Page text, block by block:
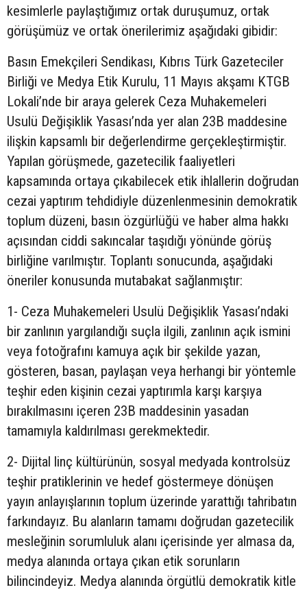
kesimlerle paylaştığımız ortak duruşumuz, ortak
görüşümüz ve ortak önerilerimiz aşağıdaki gibidir:
Basın Emekçileri Sendikası, Kıbrıs Türk Gazeteciler
Birliği ve Medya Etik Kurulu, 11 Mayıs akşamı KTGB
Lokali’nde bir araya gelerek Ceza Muhakemeleri
Usulü Değişiklik Yasası’nda yer alan 23B maddesine
ilişkin kapsamlı bir değerlendirme gerçekleştirmiştir.
Yapılan görüşmede, gazetecilik faaliyetleri
kapsamında ortaya çıkabilecek etik ihlallerin doğrudan
cezai yaptırım tehdidiyle düzenlenmesinin demokratik
toplum düzeni, basın özgürlüğü ve haber alma hakkı
açısından ciddi sakıncalar taşıdığı yönünde görüş
birliğine varılmıştır. Toplantı sonucunda, aşağıdaki
öneriler konusunda mutabakat sağlanmıştır:
1- Ceza Muhakemeleri Usulü Değişiklik Yasası’ndaki
bir zanlının yargılandığı suçla ilgili, zanlının açık ismini
veya fotoğrafını kamuya açık bir şekilde yazan,
gösteren, basan, paylaşan veya herhangi bir yöntemle
teşhir eden kişinin cezai yaptırımla karşı karşıya
bırakılmasını içeren 23B maddesinin yasadan
tamamıyla kaldırılması gerekmektedir.
2- Dijital linç kültürünün, sosyal medyada kontrolsüz
teşhir pratiklerinin ve hedef göstermeye dönüşen
yayın anlayışlarının toplum üzerinde yarattığı tahribatın
farkındayız. Bu alanların tamamı doğrudan gazetecilik
mesleğinin sorumluluk alanı içerisinde yer almasa da,
medya alanında ortaya çıkan etik sorunların
bilincindeyiz. Medya alanında örgütlü demokratik kitle